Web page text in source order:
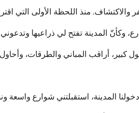
والاكتشاف. منذ اللحظة الأولى التي
وكأنّ المدينة تفتح لي ذراعيها
كبير، أراقب المباني والطرقات،
المدينة، استقبلتني شوارع واسعة